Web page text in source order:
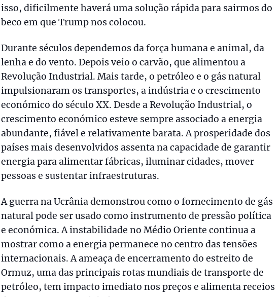
isso, dificilmente haverá uma solução rápida para sairmos do
beco em que Trump nos colocou.
Durante séculos dependemos da força humana e animal, da
lenha e do vento. Depois veio o carvão, que alimentou a
Revolução Industrial. Mais tarde, o petróleo e o gás natural
impulsionaram os transportes, a indústria e o crescimento
económico do século XX. Desde a Revolução Industrial, o
crescimento económico esteve sempre associado a energia
abundante, fiável e relativamente barata. A prosperidade dos
países mais desenvolvidos assenta na capacidade de garantir
energia para alimentar fábricas, iluminar cidades, mover
pessoas e sustentar infraestruturas.
A guerra na Ucrânia demonstrou como o fornecimento de gás
natural pode ser usado como instrumento de pressão política
e económica. A instabilidade no Médio Oriente continua a
mostrar como a energia permanece no centro das tensões
internacionais. A ameaça de encerramento do estreito de
Ormuz, uma das principais rotas mundiais de transporte de
petróleo, tem impacto imediato nos preços e alimenta receios